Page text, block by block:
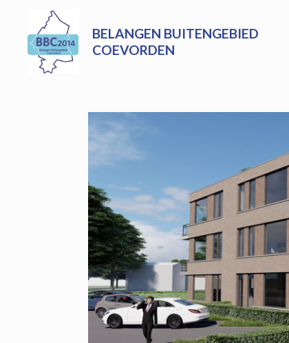
content
BELANGEN BUITENGEBIED
COEVORDEN